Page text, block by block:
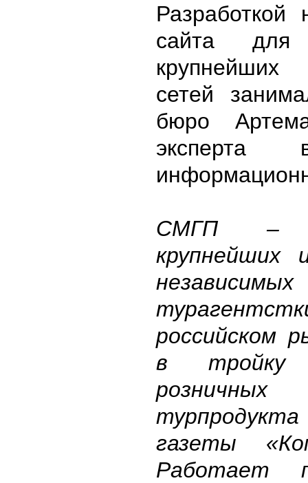
Разработкой
сайта
крупнейших
сетей
бюро
эксперта
СМГП –
крупнейших
независимых
российском
в тройку
розничных
газеты
Работает